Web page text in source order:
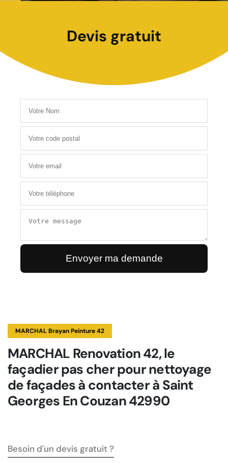
Devis gratuit
MARCHAL Brayan Peinture 42
MARCHAL Renovation 42, le
façadier pas cher pour nettoyage
de façades à contacter à Saint
Georges En Couzan 42990
Besoin d'un devis gratuit ?